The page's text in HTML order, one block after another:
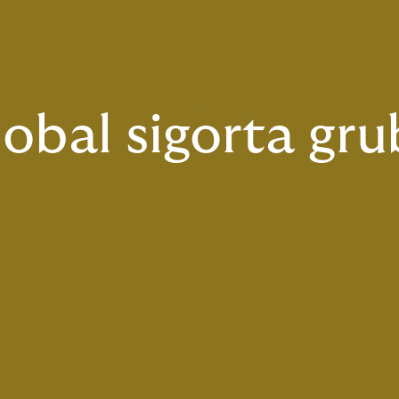
sigorta